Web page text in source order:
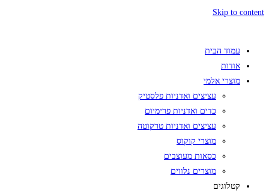
Skip to content
עמוד הבית
אודות
מוצרי אלמי
עציצים ואדניות פלסטיק
כדים ואדניות פרימיום
עציצים ואדניות טרקוטה
מוצרי קוקוס
כסאות מעוצבים
מוצרים נלווים
קטלוגים